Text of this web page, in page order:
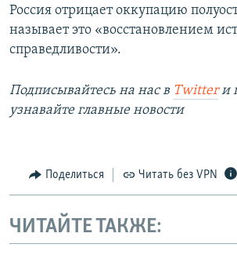
Россия отрицает оккупацию
называет это «восстановлением
справедливости».
Подписывайтесь на наc в Twitterи
узнавайте главные новости
Поделиться Читать без VPN
ЧИТАЙТЕ ТАКЖЕ: